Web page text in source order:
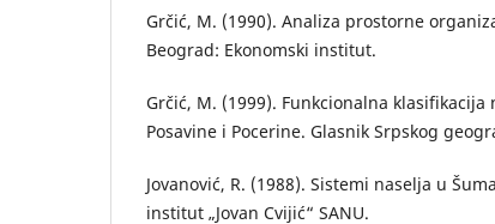
Grčić, M. (1990). Analiza prostorne
Beograd: Ekonomski institut.
Grčić, M. (1999). Funkcionalna klasifikacija
Posavine i Pocerine. Glasnik Srpskog
Jovanović, R. (1988). Sistemi naselja u
institut „Jovan Cvijić“ SANU.